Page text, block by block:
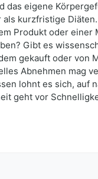
das eigene
kurzfristige
Produkt oder einer
Gibt es
gekauft oder von
Abnehmen mag
lohnt es sich, auf
geht vor